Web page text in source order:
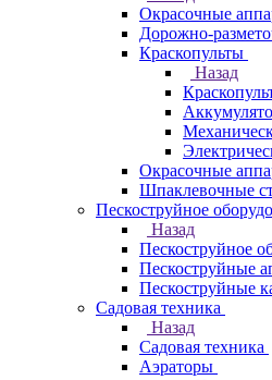
Окрасочные
Дорожно-
Краскопульты
Назад
Окрасочные
Шпаклевочные
Пескоструйное
Назад
Пескоструйное
Пескоструйные
Пескоструйные
Садовая техника
Назад
Садовая техника
Аэраторы